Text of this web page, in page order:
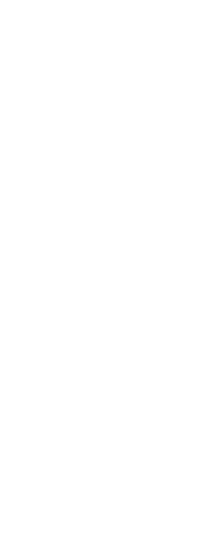
Nacido del
funcional, y con
con más de una
Games se
actualmente en
Más que una
experiencia
impulsores
desafiar los
marcado por el